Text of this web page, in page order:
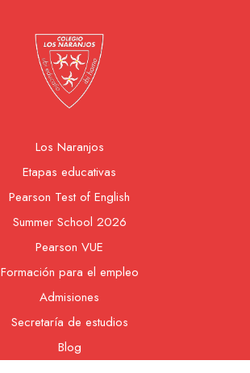
Los Naranjos
Etapas educativas
Pearson Test of English
Summer School 2026
Pearson VUE
Formación para el empleo
Admisiones
Secretaría de estudios
Blog